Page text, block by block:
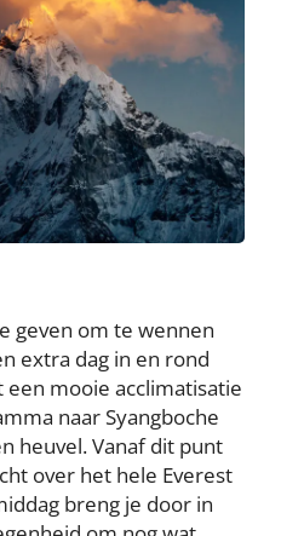
geven om te wennen
extra dag in en rond
een mooie acclimatisatie
naar Syangboche
heuvel. Vanaf dit punt
over het hele Everest
breng je door in